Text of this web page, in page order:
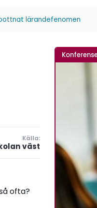
lärandefenomen
Källa:
väst
ofta?